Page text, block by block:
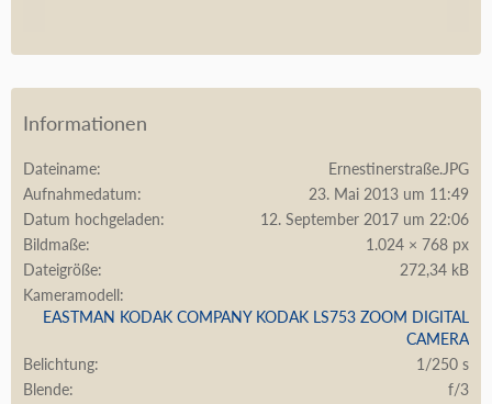
Informationen
Dateiname
Ernestinerstraße.JPG
Aufnahmedatum
23. Mai 2013 um 11:49
Datum hochgeladen
12. September 2017 um 22:06
Bildmaße
1.024 × 768 px
Dateigröße
272,34 kB
Kameramodell
EASTMAN KODAK COMPANY KODAK LS753 ZOOM DIGITAL
CAMERA
Belichtung
1/250 s
Blende
f/3